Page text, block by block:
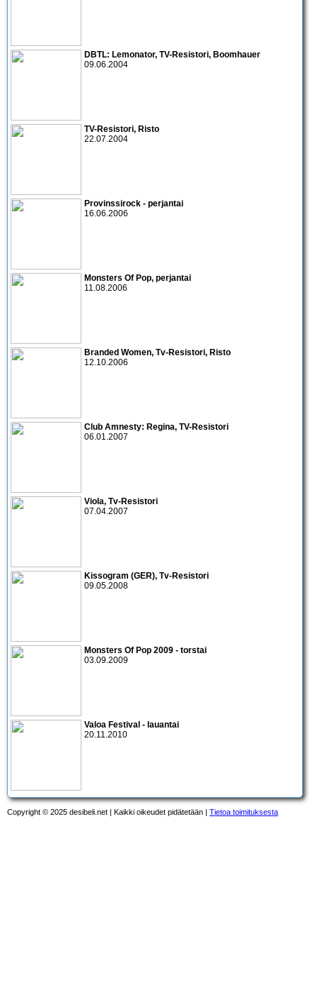
DBTL: Lemonator, TV-Resistori, Boomhauer
09.06.2004
TV-Resistori, Risto
22.07.2004
Provinssirock - perjantai
16.06.2006
Monsters Of Pop, perjantai
11.08.2006
Branded Women, Tv-Resistori, Risto
12.10.2006
Club Amnesty: Regina, TV-Resistori
06.01.2007
Viola, Tv-Resistori
07.04.2007
Kissogram (GER), Tv-Resistori
09.05.2008
Monsters Of Pop 2009 - torstai
03.09.2009
Valoa Festival - lauantai
20.11.2010
Copyright © 2025 desibeli.net | Kaikki oikeudet pidätetään | Tietoa toimituksesta